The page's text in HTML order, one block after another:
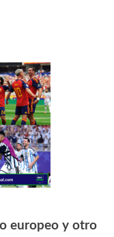
europeo y otro